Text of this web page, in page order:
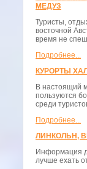
МЕДУЗ
Туристы,
восточной
время не
Подробнее...
КУРОРТЫ
В настоящий
пользуются
среди
Подробнее...
ЛИНКОЛЬН,
Информация
лучше ехать